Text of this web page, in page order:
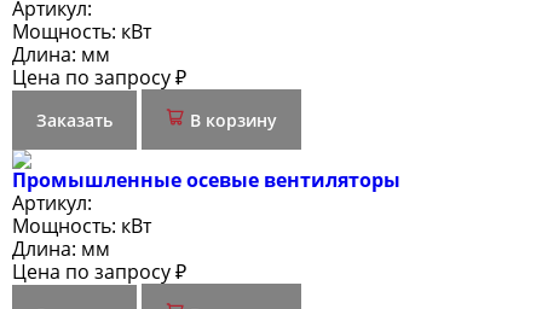
Артикул:
Мощность: кВт
Длина: мм
Цена по запросу ₽
Заказать В корзину
Промышленные осевые вентиляторы
Артикул:
Мощность: кВт
Длина: мм
Цена по запросу ₽